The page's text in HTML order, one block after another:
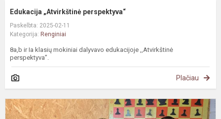
Edukacija „Atvirkštinė perspektyva“
Paskelbta: 2025-02-11
Kategorija: Renginiai
8a,b ir Ia klasių mokiniai dalyvavo edukacijoje ,,Atvirkštinė
perspektyva”.
Plačiau